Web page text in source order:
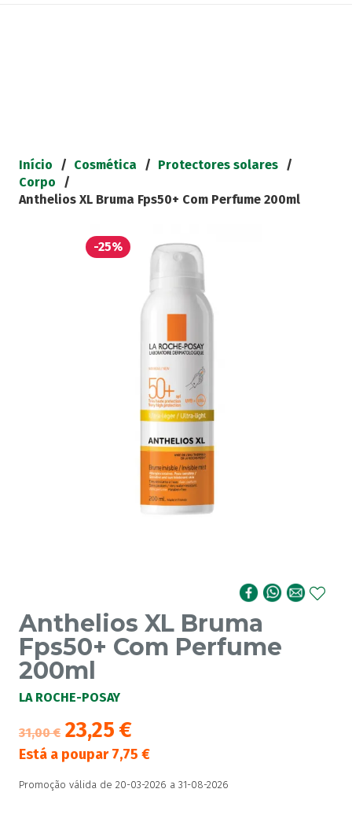
Início / Cosmética / Protectores solares /
Corpo
/
Anthelios XL Bruma Fps50+ Com Perfume 200ml
-25%
Anthelios XL Bruma
Fps50+ Com Perfume
200ml
LA ROCHE-POSAY
31,00€ 23,25 €
Está a poupar7,75 €
Promoção válida de 20-03-2026 a 31-08-2026